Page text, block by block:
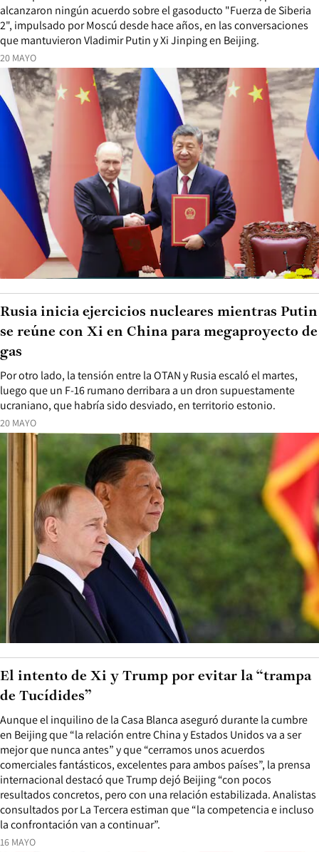
20 MAYO
alcanzaron ningún acuerdo sobre el gasoducto "Fuerza de Siberia
2", impulsado por Moscú desde hace años, en las conversaciones
que mantuvieron Vladimir Putin y Xi Jinping en Beijing.
20 MAYO
Por otro lado, la tensión entre la OTAN y Rusia escaló el martes,
luego que un F-16 rumano derribara a un dron supuestamente
ucraniano, que habría sido desviado, en territorio estonio.
Rusia inicia ejercicios nucleares mientras Putin
se reúne con Xi en China para megaproyecto de
gas
16 MAYO
Aunque el inquilino de la Casa Blanca aseguró durante la cumbre
en Beijing que “la relación entre China y Estados Unidos va a ser
mejor que nunca antes” y que “cerramos unos acuerdos
comerciales fantásticos, excelentes para ambos países”, la prensa
internacional destacó que Trump dejó Beijing “con pocos
resultados concretos, pero con una relación estabilizada. Analistas
consultados por La Tercera estiman que “la competencia e incluso
la confrontación van a continuar”.
El intento de Xi y Trump por evitar la “trampa
de Tucídides”